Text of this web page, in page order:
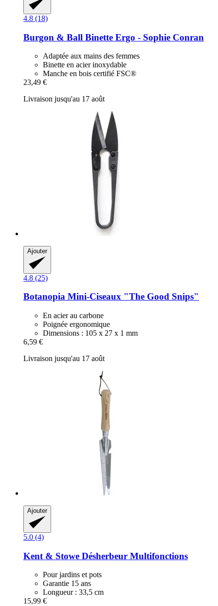
4.8 (18)
Burgon & Ball Binette Ergo -​ Sophie Conran
Adaptée aux mains des femmes
Binette en acier inoxydable
Manche en bois certifié FSC®
23,49 €
Livraison jusqu'au 17 août
Ajouter
4.8 (25)
Botanopia Mini-​Ciseaux "The Good Snips"
En acier au carbone
Poignée ergonomique
Dimensions : 105 x 27 x 1 mm
6,59 €
Livraison jusqu'au 17 août
Ajouter
5.0 (4)
Kent & Stowe Désherbeur Multifonctions
Pour jardins et pots
Garantie 15 ans
Longueur : 33,5 cm
15,99 €